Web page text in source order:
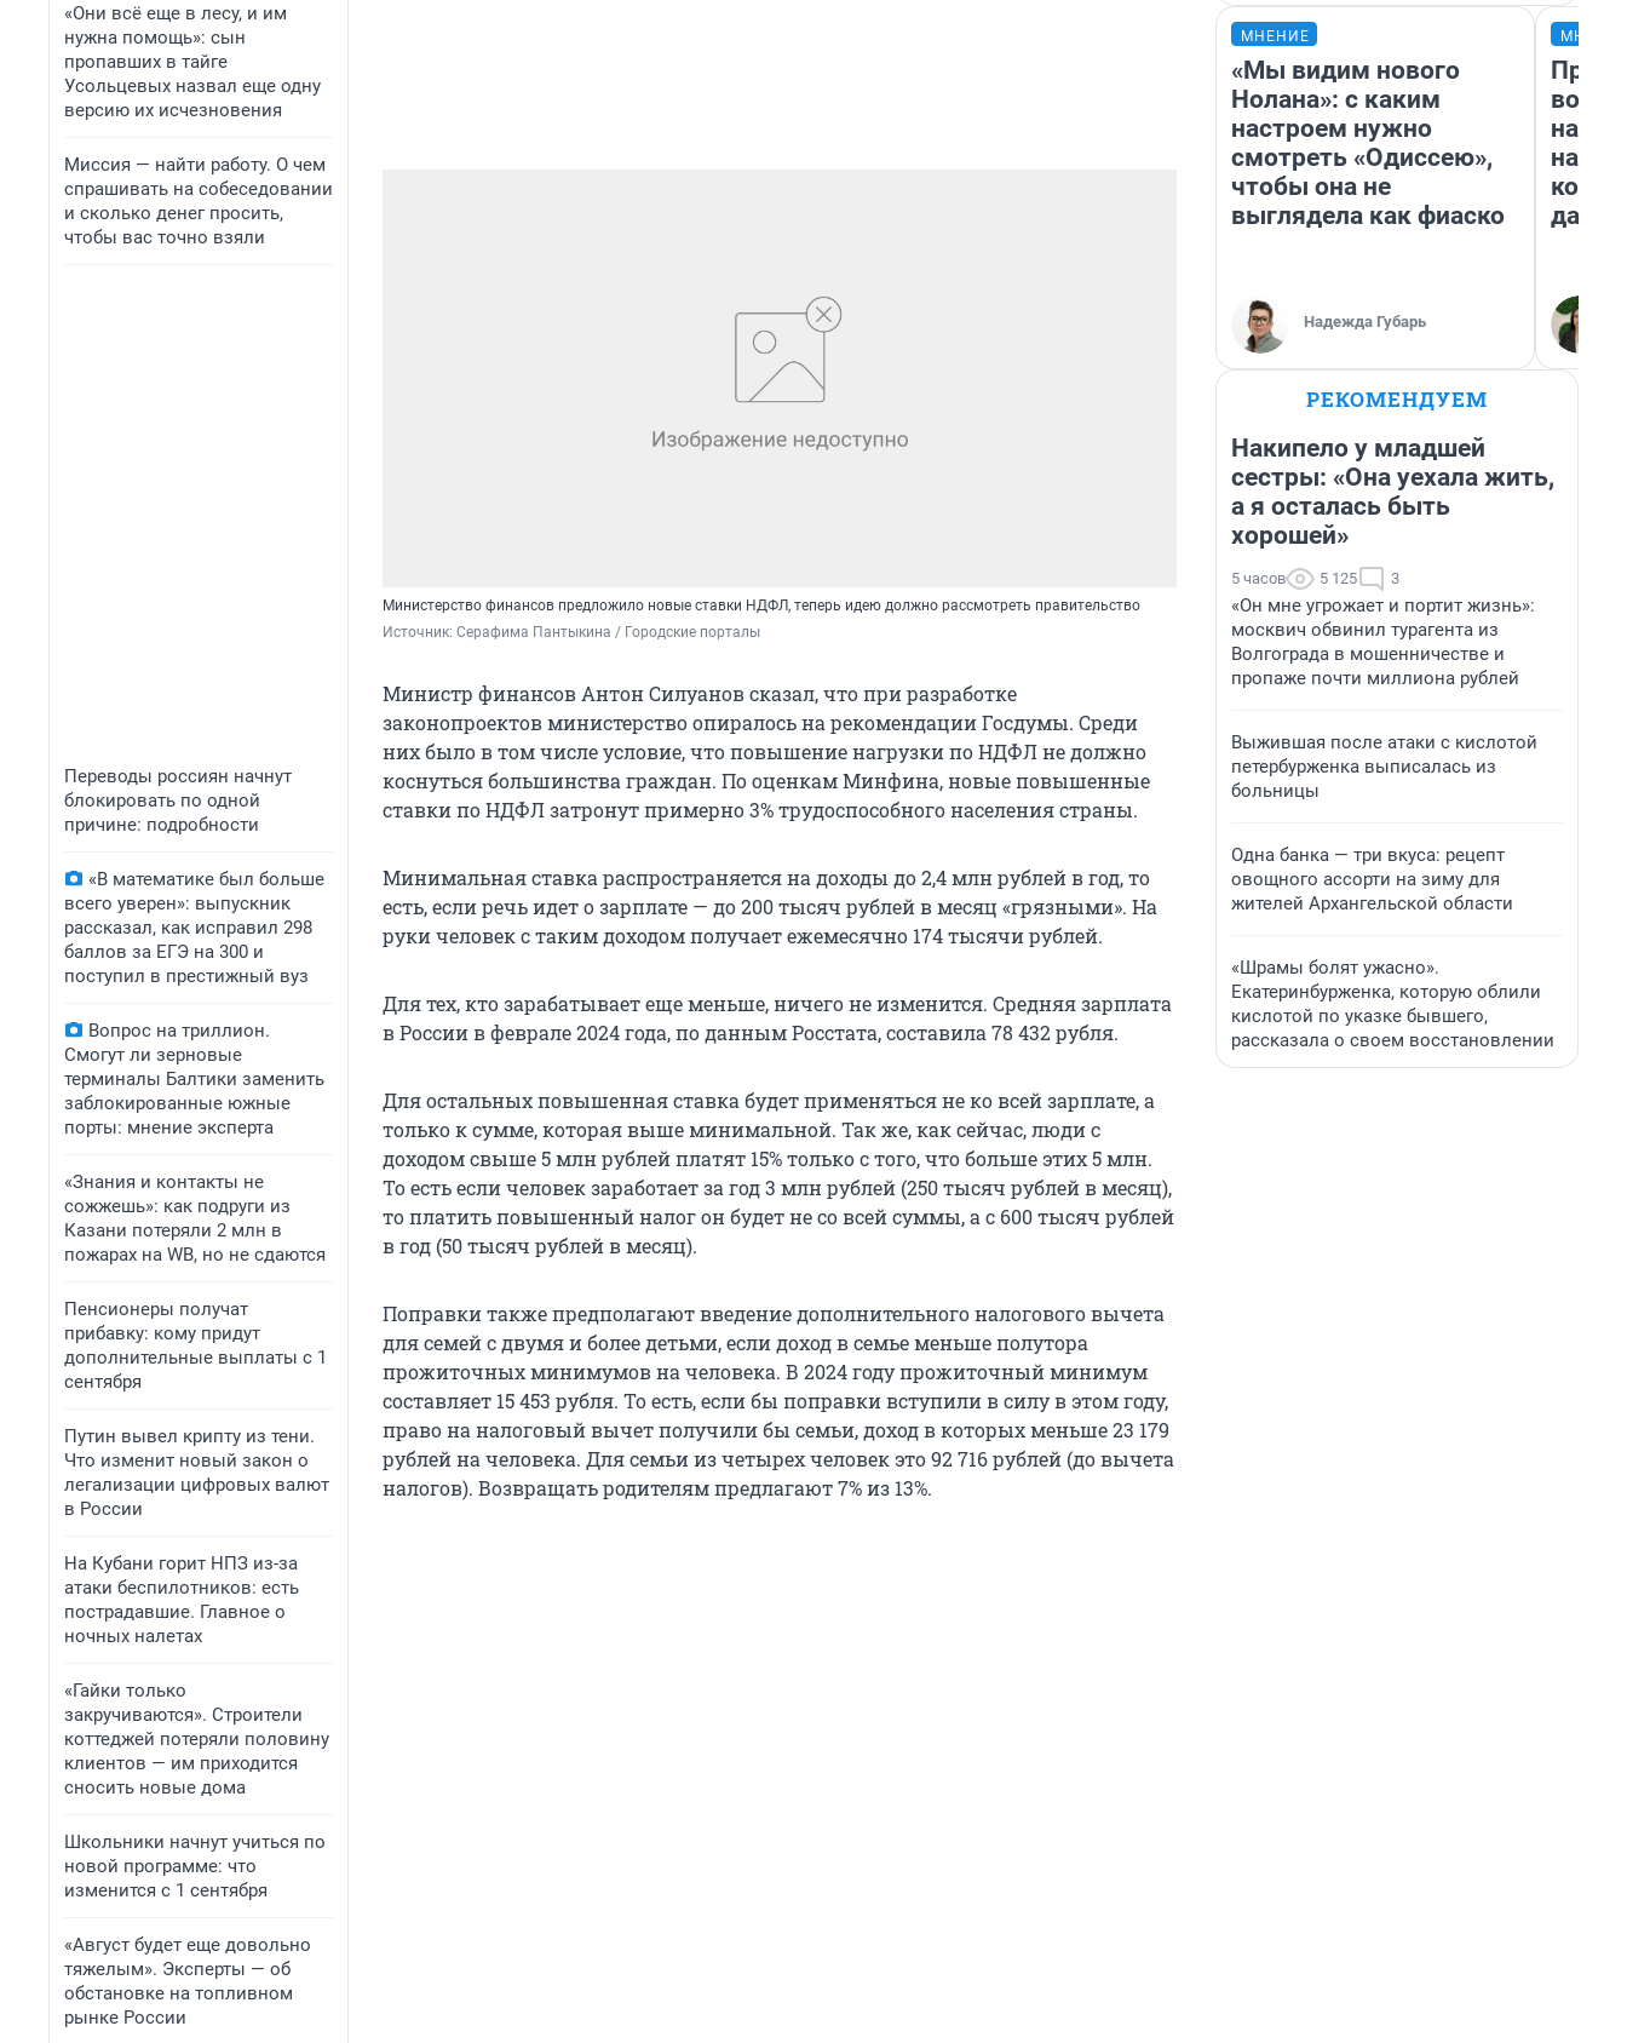
«Они всё еще в лесу, и им
нужна помощь»: сын
пропавших в тайге
Усольцевых назвал еще одну
версию их исчезновения
Миссия — найти работу. О чем
спрашивать на собеседовании
и сколько денег просить,
чтобы вас точно взяли
Переводы россиян начнут
блокировать по одной
причине: подробности
«В математике был больше
всего уверен»: выпускник
рассказал, как исправил 298
баллов за ЕГЭ на 300 и
поступил в престижный вуз
Вопрос на триллион.
Смогут ли зерновые
терминалы Балтики заменить
заблокированные южные
порты: мнение эксперта
«Знания и контакты не
сожжешь»: как подруги из
Казани потеряли 2 млн в
пожарах на WB, но не сдаются
Пенсионеры получат
прибавку: кому придут
дополнительные выплаты с 1
сентября
Путин вывел крипту из тени.
Что изменит новый закон о
легализации цифровых валют
в России
На Кубани горит НПЗ из-за
атаки беспилотников: есть
пострадавшие. Главное о
ночных налетах
«Гайки только
закручиваются». Строители
коттеджей потеряли половину
клиентов — им приходится
сносить новые дома
Школьники начнут учиться по
новой программе: что
изменится с 1 сентября
«Август будет еще довольно
тяжелым». Эксперты — об
обстановке на топливном
рынке России
Министерство финансов предложило новые ставки НДФЛ, теперь идею должно рассмотреть правительство
Источник: Серафима Пантыкина / Городские порталы
Министр финансов Антон Силуанов сказал, что при разработке
законопроектов министерство опиралось на рекомендации Госдумы. Среди
них было в том числе условие, что повышение нагрузки по НДФЛ не должно
коснуться большинства граждан. По оценкам Минфина, новые повышенные
ставки по НДФЛ затронут примерно 3% трудоспособного населения страны.
Минимальная ставка распространяется на доходы до 2,4 млн рублей в год, то
есть, если речь идет о зарплате — до 200 тысяч рублей в месяц «грязными». На
руки человек с таким доходом получает ежемесячно 174 тысячи рублей.
Для тех, кто зарабатывает еще меньше, ничего не изменится. Средняя зарплата
в России в феврале 2024 года, по данным Росстата, составила 78 432 рубля.
Для остальных повышенная ставка будет применяться не ко всей зарплате, а
только к сумме, которая выше минимальной. Так же, как сейчас, люди с
доходом свыше 5 млн рублей платят 15% только с того, что больше этих 5 млн.
То есть если человек заработает за год 3 млн рублей (250 тысяч рублей в месяц),
то платить повышенный налог он будет не со всей суммы, а с 600 тысяч рублей
в год (50 тысяч рублей в месяц).
Поправки также предполагают введение дополнительного налогового вычета
для семей с двумя и более детьми, если доход в семье меньше полутора
прожиточных минимумов на человека. В 2024 году прожиточный минимум
составляет 15 453 рубля. То есть, если бы поправки вступили в силу в этом году,
право на налоговый вычет получили бы семьи, доход в которых меньше 23 179
рублей на человека. Для семьи из четырех человек это 92 716 рублей (до вычета
налогов). Возвращать родителям предлагают 7% из 13%.
МНЕНИЕ
«Мы видим нового
Нолана»: с каким
настроем нужно
смотреть «Одиссею»,
чтобы она не
выглядела как фиаско
Надежда Губарь
нам
даже
РЕКОМЕНДУЕМ
Накипело у младшей
сестры: «Она уехала жить,
а я осталась быть
хорошей»
5 часов 5 125 3
«Он мне угрожает и портит жизнь»:
москвич обвинил турагента из
Волгограда в мошенничестве и
пропаже почти миллиона рублей
Выжившая после атаки с кислотой
петербурженка выписалась из
больницы
Одна банка — три вкуса: рецепт
овощного ассорти на зиму для
жителей Архангельской области
«Шрамы болят ужасно».
Екатеринбурженка, которую облили
кислотой по указке бывшего,
рассказала о своем восстановлении